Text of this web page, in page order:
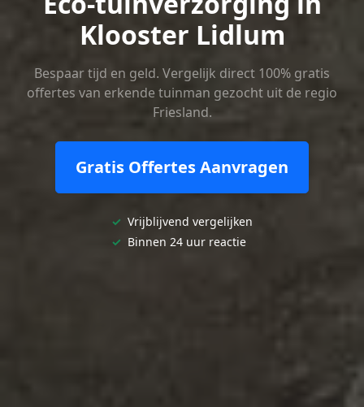
Klooster Lidlum
Bespaar tijd en geld. Vergelijk direct 100% gratis
offertes van erkende tuinman gezocht uit de regio
Friesland.
Gratis Offertes Aanvragen
✓ Vrijblijvend vergelijken
✓ Binnen 24 uur reactie